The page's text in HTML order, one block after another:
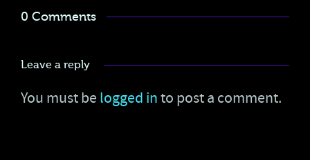
0 Comments
Leave a reply
You must be logged into post a comment.